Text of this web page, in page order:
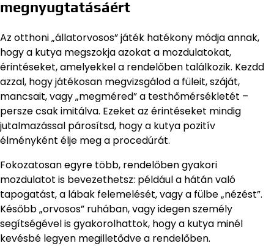
megnyugtatásáért
Az otthoni „állatorvosos” játék hatékony módja annak,
hogy a kutya megszokja azokat a mozdulatokat,
érintéseket, amelyekkel a rendelőben találkozik. Kezdd
azzal, hogy játékosan megvizsgálod a füleit, száját,
mancsait, vagy „megméred” a testhőmérsékletét –
persze csak imitálva. Ezeket az érintéseket mindig
jutalmazással párosítsd, hogy a kutya pozitív
élményként élje meg a procedúrát.
Fokozatosan egyre több, rendelőben gyakori
mozdulatot is bevezethetsz: például a hátán való
tapogatást, a lábak felemelését, vagy a fülbe „nézést”.
Később „orvosos” ruhában, vagy idegen személy
segítségével is gyakorolhattok, hogy a kutya minél
kevésbé legyen megilletődve a rendelőben.